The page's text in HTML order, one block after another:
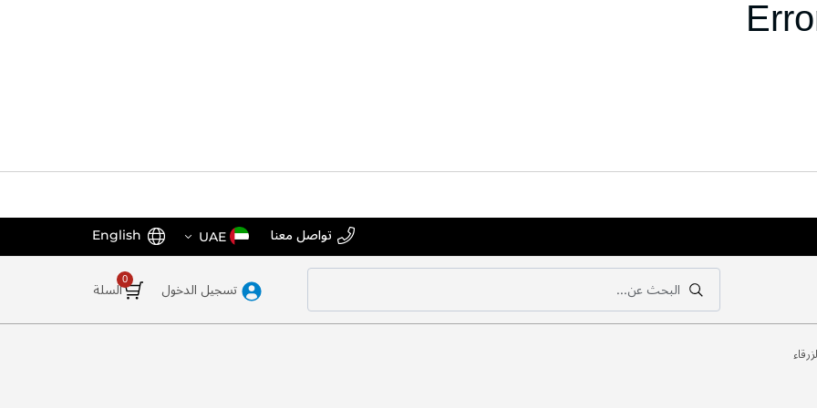
تواصل معنا اختر
المتجر
UAE اللغة English
السلة تسجيل الدخول
بحث
البحث عن...
بحث